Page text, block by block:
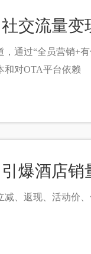
交流量变
通过“全员营销+
和对OTA平台依赖
爆酒店销
、返现、活动价